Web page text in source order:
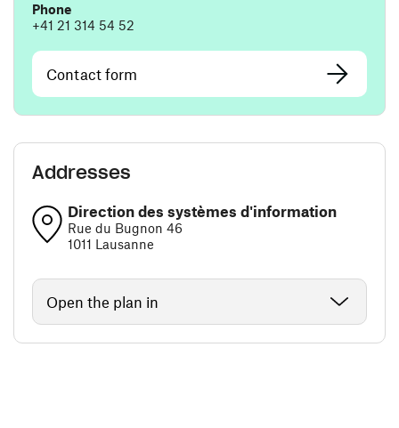
Phone
+41 21 314 54 52
Contact form
Addresses
Direction des systèmes d'information
Rue du Bugnon 46
1011 Lausanne
Open the plan in